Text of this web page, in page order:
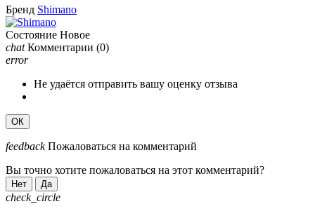
Бренд Shimano
Состояние Новое
chat Комментарии (0)
error
Не удаётся отправить вашу оценку отзыва
ОК
feedback Пожаловаться на комментарий
Вы точно хотите пожаловаться на этот комментарий?
Нет Да
check_circle